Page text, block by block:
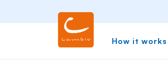
How it works